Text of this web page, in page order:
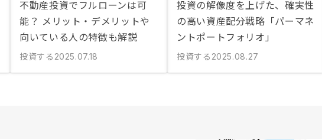
不動産投資でフルローンは可
能？ メリット・デメリットや
向いている人の特徴も解説
投資する 2025.07.18
投資の解像度を上げた、確実性
の高い資産配分戦略「パーマネ
ントポートフォリオ」
投資する 2025.08.27